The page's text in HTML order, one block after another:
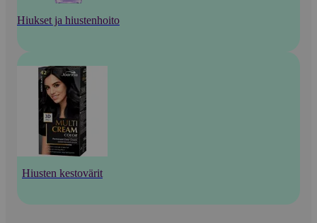
Hiukset ja hiustenhoito
Hiusten kestovärit